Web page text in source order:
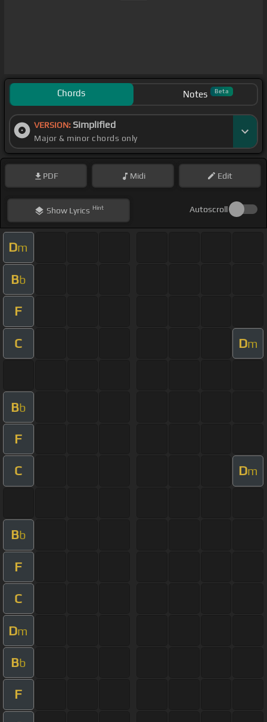
Chords Notes Beta
VERSION: Simplified
Major & minor chords only
PDF Midi Edit
ShowLyrics Hint Autoscroll
Dm
Bb
F
C Dm
Bb
F
C Dm
Bb
F
C
Dm
Bb
F